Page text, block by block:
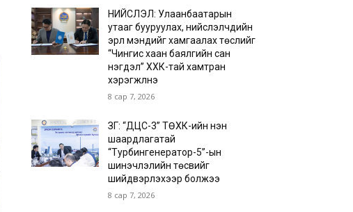
НИЙСЛЭЛ: Улаанбаатарын
утааг бууруулах, нийслэлчүүдийн
эрүүл мэндийг хамгаалах төслийг
“Чингис хаан баялгийн сан
нэгдэл” ХХК-тай хамтран
хэрэгжүүлнэ
8 сар 7, 2026
ЗГ: “ДЦС-3” ТӨХК-ийн нэн
шаардлагатай
“Турбингенератор-5”-ын
шинэчлэлийн төсвийг
шийдвэрлэхээр болжээ
8 сар 7, 2026